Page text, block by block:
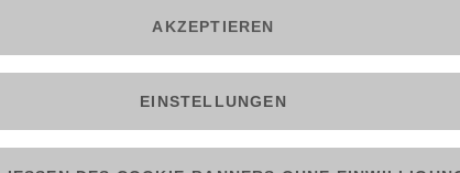
29 Min. Folge vom 17.05.2026